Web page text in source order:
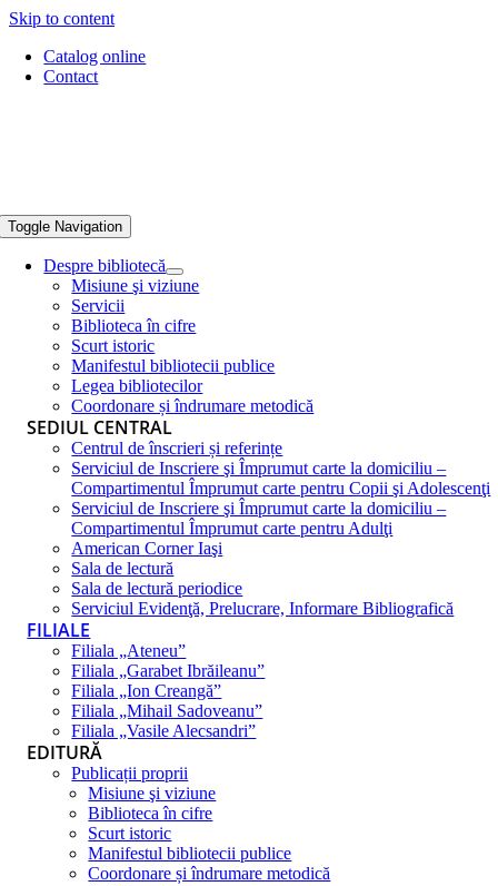
Skip to content
Catalog online
Contact
Toggle Navigation
Despre bibliotecă
Misiune şi viziune
Servicii
Biblioteca în cifre
Scurt istoric
Manifestul bibliotecii publice
Legea bibliotecilor
Coordonare și îndrumare metodică
SEDIUL CENTRAL
Centrul de înscrieri și referințe
Serviciul de Inscriere şi Împrumut carte la domiciliu –
Compartimentul Împrumut carte pentru Copii şi Adolescenţi
Serviciul de Inscriere şi Împrumut carte la domiciliu –
Compartimentul Împrumut carte pentru Adulţi
American Corner Iaşi
Sala de lectură
Sala de lectură periodice
Serviciul Evidenţă, Prelucrare, Informare Bibliografică
FILIALE
Filiala „Ateneu”
Filiala „Garabet Ibrăileanu”
Filiala „Ion Creangă”
Filiala „Mihail Sadoveanu”
Filiala „Vasile Alecsandri”
EDITURĂ
Publicații proprii
Misiune şi viziune
Biblioteca în cifre
Scurt istoric
Manifestul bibliotecii publice
Coordonare și îndrumare metodică